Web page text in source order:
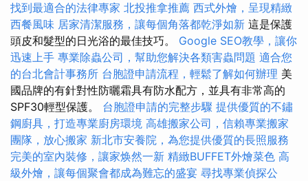
找到最適合的法律專家 北投推拿推薦 西式外燴，呈現精緻
西餐風味 居家清潔服務，讓每個角落都乾淨如新 這是保護
頭皮和髮型的日光浴的最佳技巧。 Google SEO教學，讓你
迅速上手 專業除蟲公司，幫助您解決各類害蟲問題 適合您
的台北會計事務所 台胞證申請流程，輕鬆了解如何辦理 美
國品牌的有針對性防曬霜具有防水配方，並具有非常高的
SPF30輕型保護。 台胞證申請的完整步驟 提供優質的不鏽
鋼廚具，打造專業廚房環境 高雄搬家公司，信賴專業搬家
團隊，放心搬家 新北市安養院，為您提供優質的長照服務
完美的室內裝修，讓家焕然一新 精緻BUFFET外燴菜色 高
級外燴，讓每個聚會都成為難忘的盛宴 尋找專業偵探公